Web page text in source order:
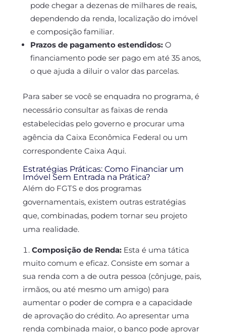
pode chegar a dezenas de milhares de reais,
dependendo da renda, localização do imóvel
e composição familiar.
Prazos de pagamento estendidos:O
financiamento pode ser pago em até 35 anos,
o que ajuda a diluir o valor das parcelas.
Para saber se você se enquadra no programa, é
necessário consultar as faixas de renda
estabelecidas pelo governo e procurar uma
agência da Caixa Econômica Federal ou um
correspondente Caixa Aqui.
Estratégias Práticas: Como Financiar um
Imóvel Sem Entrada na Prática?
Além do FGTS e dos programas
governamentais, existem outras estratégias
que, combinadas, podem tornar seu projeto
uma realidade.
Composição de Renda:Esta é uma tática
muito comum e eficaz. Consiste em somar a
sua renda com a de outra pessoa (cônjuge, pais,
irmãos, ou até mesmo um amigo) para
aumentar o poder de compra e a capacidade
de aprovação do crédito. Ao apresentar uma
renda combinada maior, o banco pode aprovar